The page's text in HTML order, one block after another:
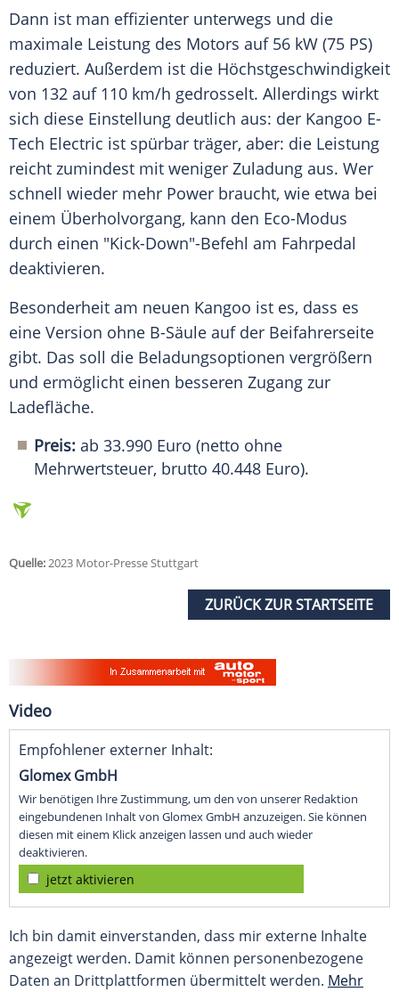
Dann ist man effizienter unterwegs und die
maximale Leistung des Motors auf 56 kW (75 PS)
reduziert. Außerdem ist die Höchstgeschwindigkeit
von 132 auf 110 km/h gedrosselt. Allerdings wirkt
sich diese Einstellung deutlich aus: der Kangoo E-
Tech Electric ist spürbar träger, aber: die Leistung
reicht zumindest mit weniger Zuladung aus. Wer
schnell wieder mehr Power braucht, wie etwa bei
einem Überholvorgang, kann den Eco-Modus
durch einen "Kick-Down"-Befehl am Fahrpedal
deaktivieren.
Besonderheit am neuen Kangoo ist es, dass es
eine Version ohne B-Säule auf der Beifahrerseite
gibt. Das soll die Beladungsoptionen vergrößern
und ermöglicht einen besseren Zugang zur
Ladefläche.
Preis: ab 33.990 Euro (netto ohne
Mehrwertsteuer, brutto 40.448 Euro).
Quelle:2023 Motor-Presse Stuttgart
ZURÜCK ZUR STARTSEITE
Video
Empfohlener externer Inhalt:
Glomex GmbH
Wir benötigen Ihre Zustimmung, um den von unserer Redaktion
eingebundenen Inhalt von Glomex GmbH anzuzeigen. Sie können
diesen mit einem Klick anzeigen lassen und auch wieder
deaktivieren.
jetzt aktivieren
Ich bin damit einverstanden, dass mir externe Inhalte
angezeigt werden. Damit können personenbezogene
Daten an Drittplattformen übermittelt werden. Mehr